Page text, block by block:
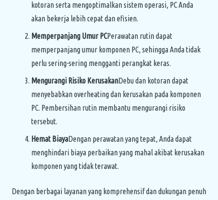
kotoran serta mengoptimalkan sistem operasi, PC Anda
akan bekerja lebih cepat dan efisien.
Memperpanjang Umur PCPerawatan rutin dapat
memperpanjang umur komponen PC, sehingga Anda tidak
perlu sering-sering mengganti perangkat keras.
Mengurangi Risiko KerusakanDebu dan kotoran dapat
menyebabkan overheating dan kerusakan pada komponen
PC. Pembersihan rutin membantu mengurangi risiko
tersebut.
Hemat BiayaDengan perawatan yang tepat, Anda dapat
menghindari biaya perbaikan yang mahal akibat kerusakan
komponen yang tidak terawat.
Dengan berbagai layanan yang komprehensif dan dukungan penuh